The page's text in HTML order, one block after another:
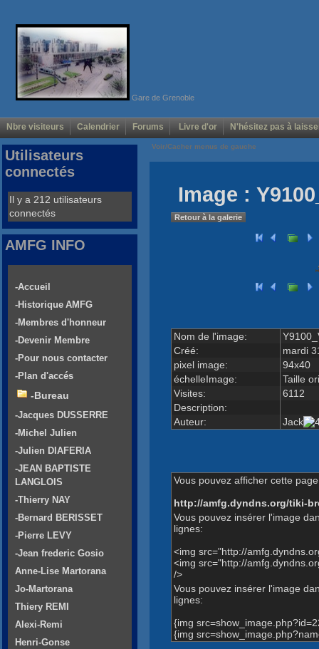
Gare de Grenoble
Nbre visiteurs Calendrier Forums Livre d'or N'hésitez pas à
Voir/Cacher menus de gauche
Image :
Retour à la galerie
Nom de l'image:
Créé:
mardi
pixel image:
94x40
échelleImage:
Taille
Visites:
6112
Description:
Auteur:
Jack
Vous pouvez afficher cette
http://amfg.dyndns.org/tiki-
Vous pouvez insérer l'image
lignes:
<img src="http://
<img src="http://
/>
Vous pouvez insérer l'image
lignes:
{img
{img
Utilisateurs
connectés
Il y a 212 utilisateurs
connectés
AMFG INFO
-Accueil
-Historique AMFG
-Membres d'honneur
-Devenir Membre
-Pour nous contacter
-Plan d'accés
-Bureau
-Jacques DUSSERRE
-Michel Julien
-Julien DIAFERIA
-JEAN BAPTISTE
LANGLOIS
-Thierry NAY
-Bernard BERISSET
-Pierre LEVY
-Jean frederic Gosio
Anne-Lise Martorana
Jo-Martorana
Thiery REMI
Alexi-Remi
Henri-Gonse